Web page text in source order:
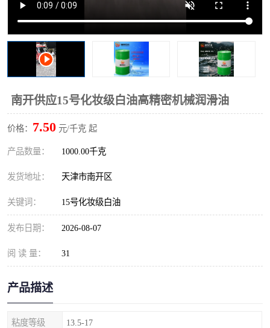
南开供应15号化妆级白油高精密机械润滑油
价格： 7.50 元/千克 起
产品数量： 1000.00千克
发货地址： 天津市南开区
关键词： 15号化妆级白油
发布日期： 2026-08-07
阅 读 量： 31
产品描述
粘度等级 13.5-17